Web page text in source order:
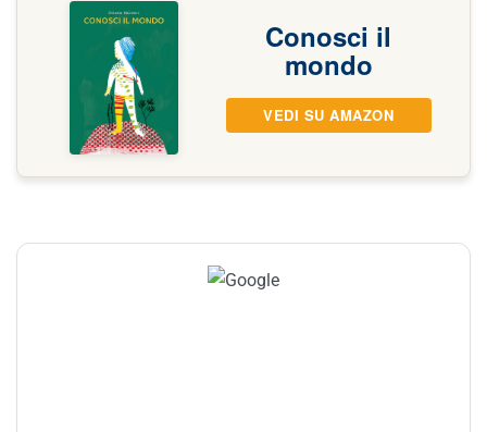
Conosci il
mondo
VEDI SU AMAZON